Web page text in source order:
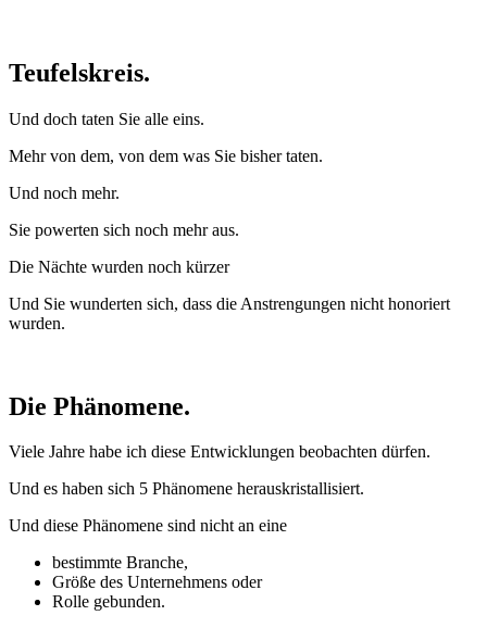
Teufelskreis.
Und doch taten Sie alle eins.
Mehr von dem, von dem was Sie bisher taten.
Und noch mehr.
Sie powerten sich noch mehr aus.
Die Nächte wurden noch kürzer
Und Sie wunderten sich, dass die Anstrengungen nicht honoriert
wurden.
Die Phänomene.
Viele Jahre habe ich diese Entwicklungen beobachten dürfen.
Und es haben sich 5 Phänomene herauskristallisiert.
Und diese Phänomene sind nicht an eine
bestimmte Branche,
Größe des Unternehmens oder
Rolle gebunden.